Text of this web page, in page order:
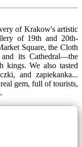
of Krakow's artistic
of 19th and 20th-
Square, the Cloth
its Cathedral—the
kings. We also tasted
and zapiekanka...
gem, full of tourists,